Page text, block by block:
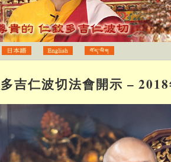
吉仁波切法會開示 – 2018